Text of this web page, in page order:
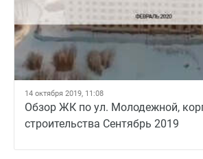
14 октября 2019, 11:08
Обзор ЖК по ул. Молодежной,
строительства Сентябрь 2019